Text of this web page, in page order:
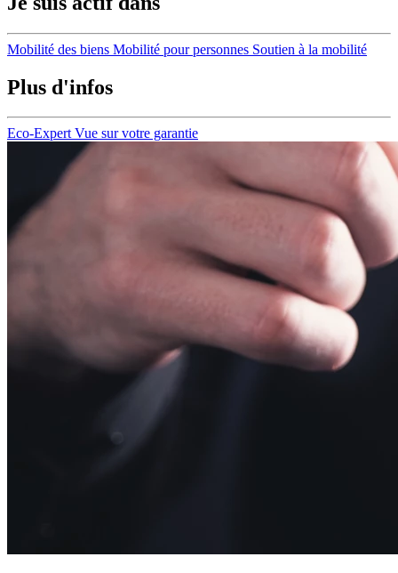
Mobilité des biens Mobilité pour personnes Soutien à la mobilité
Plus d'infos
Eco-Expert Vue sur votre garantie